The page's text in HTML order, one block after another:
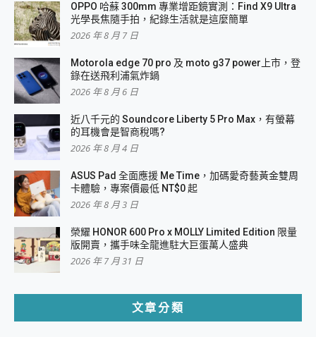
OPPO 哈蘇 300mm 專業增距鏡實測：Find X9 Ultra
光學長焦隨手拍，紀錄生活就是這麼簡單
2026 年 8 月 7 日
Motorola edge 70 pro 及 moto g37 power上市，登
錄在送飛利浦氣炸鍋
2026 年 8 月 6 日
近八千元的 Soundcore Liberty 5 Pro Max，有螢幕
的耳機會是智商稅嗎?
2026 年 8 月 4 日
ASUS Pad 全面應援 Me Time，加碼愛奇藝黃金雙周
卡體驗，專案價最低 NT$0 起
2026 年 8 月 3 日
榮耀 HONOR 600 Pro x MOLLY Limited Edition 限量
版開賣，攜手味全龍進駐大巨蛋萬人盛典
2026 年 7 月 31 日
文章分類